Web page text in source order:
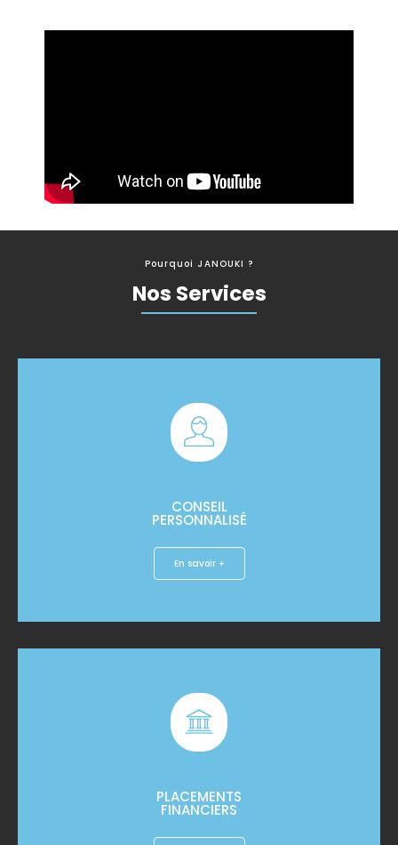
Pourquoi JANOUKI ?
Nos Services
CONSEIL
PERSONNALISÉ
En savoir +
PLACEMENTS
FINANCIERS